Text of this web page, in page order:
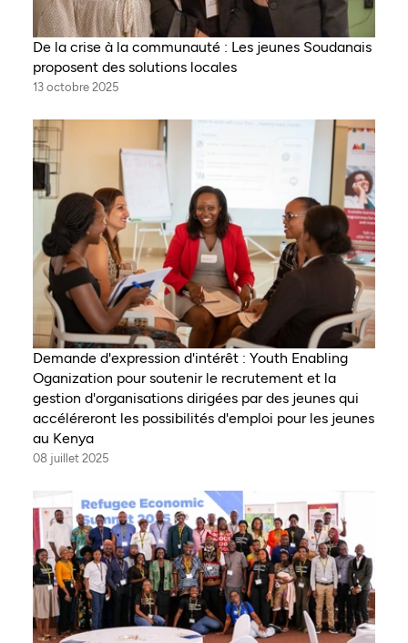
De la crise à la communauté : Les jeunes Soudanais
proposent des solutions locales
13 octobre 2025
Demande d'expression d'intérêt : Youth Enabling
Oganization pour soutenir le recrutement et la
gestion d'organisations dirigées par des jeunes qui
accéléreront les possibilités d'emploi pour les jeunes
au Kenya
08 juillet 2025